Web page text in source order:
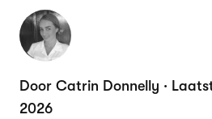
Door Catrin Donnelly ·
2026